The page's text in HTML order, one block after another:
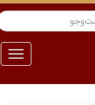
منو